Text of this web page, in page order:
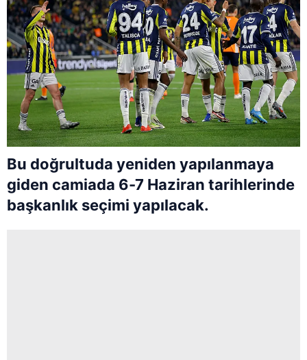
Bu doğrultuda yeniden yapılanmaya
giden camiada 6-7 Haziran tarihlerinde
başkanlık seçimi yapılacak.